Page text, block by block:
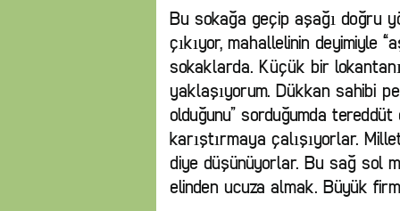
Bu sokağa geçip aşağı doğru
çıkıyor, mahallelinin deyimiyle
sokaklarda. Küçük bir
yaklaşıyorum. Dükkan sahibi
olduğunu” sorduğumda
karıştırmaya çalışıyorlar.
diye düşünüyorlar. Bu sağ sol
elinden ucuza almak. Büyük